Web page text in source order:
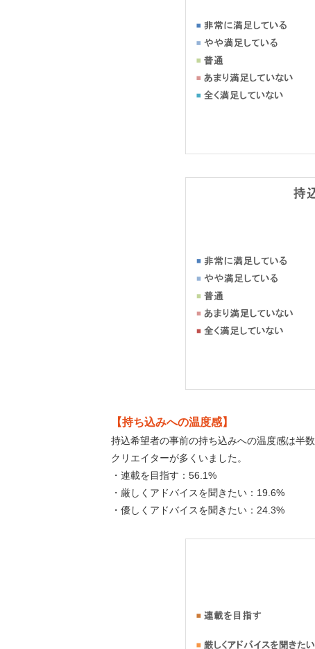
【持ち込みへの温度感】
持込希望者の事前の持ち込みへの温度感は半
クリエイターが多くいました。
・連載を目指す：56.1%
・厳しくアドバイスを聞きたい：19.6%
・優しくアドバイスを聞きたい：24.3%